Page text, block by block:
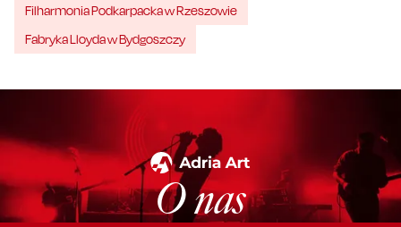
Filharmonia Podkarpacka w Rzeszowie
Fabryka Lloyda w Bydgoszczy
O nas